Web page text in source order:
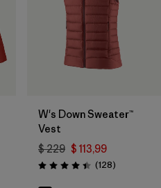
W's Down Sweater™
Vest
$ 229 $ 113,99
Valoración: 4.4 / 5
(128Comentarios
)